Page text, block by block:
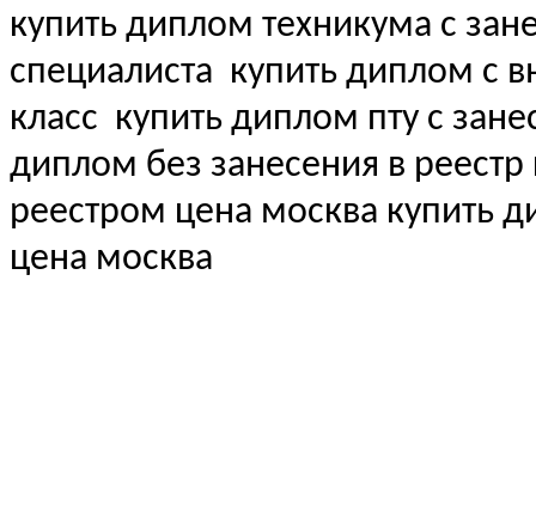
купить диплом техникума с
специалиста купить диплом с
класс купить диплом пту с
диплом без занесения в
реестром цена москва купить
цена москва